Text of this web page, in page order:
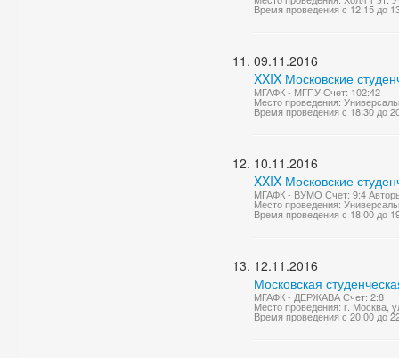
Время проведения с 12:15 до
09.11.2016
XXIX Московские
МГАФК - МГПУ Счет: 102:42
Место проведения:
Время проведения с 18:30 до
10.11.2016
XXIX Московские
МГАФК - ВУМО Счет: 9:4
Место проведения:
Время проведения с 18:00 до
12.11.2016
Московская
МГАФК - ДЕРЖАВА Счет: 2:8
Место проведения: г. Москва,
Время проведения с 20:00 до